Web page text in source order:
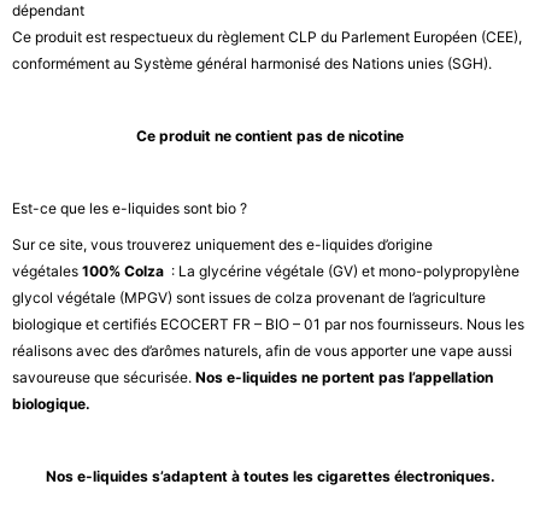
dépendant
Ce produit est respectueux du règlement CLP du Parlement Européen (CEE),
conformément au Système général harmonisé des Nations unies (SGH).
Ce produit ne contient pas de nicotine
Est-ce que les e-liquides sont bio ?
Sur ce site, vous trouverez uniquement des e-liquides d’origine
végétales 100% Colza : La glycérine végétale (GV) et mono-polypropylène
glycol végétale (MPGV) sont issues de colza provenant de l’agriculture
biologique et certifiés ECOCERT FR – BIO – 01 par nos fournisseurs. Nous les
réalisons avec des d’arômes naturels, afin de vous apporter une vape aussi
savoureuse que sécurisée. Nos e-liquides ne portent pas l’appellation
biologique.
Nos e-liquides s’adaptent à toutes les cigarettes électroniques.